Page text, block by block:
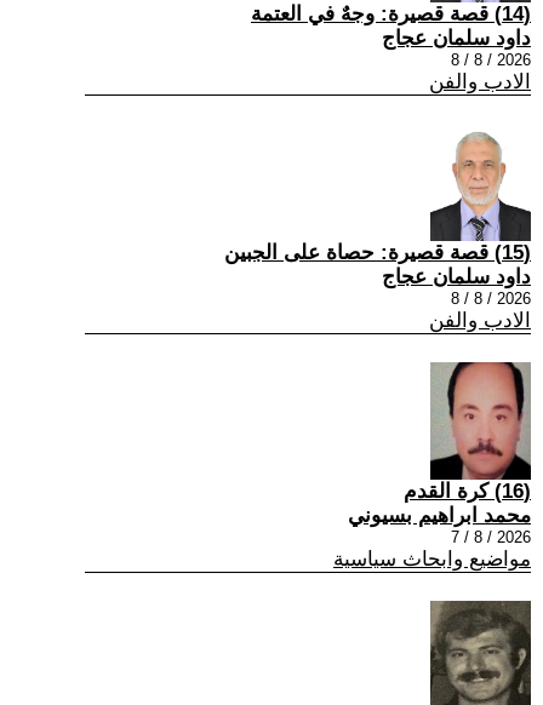
(14) قصة قصيرة: وجهٌ في العتمة
داود سلمان عجاج
2026 / 8 / 8
الادب والفن
(15) قصة قصيرة: حصاة على الجبين
داود سلمان عجاج
2026 / 8 / 8
الادب والفن
(16) كرة القدم
محمد ابراهيم بسيوني
2026 / 8 / 7
مواضيع وابحاث سياسية